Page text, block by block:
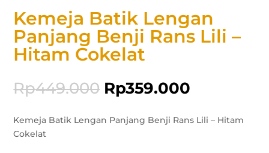
Kemeja Batik Lengan
Panjang Benji Rans Lili –
Hitam Cokelat
Rp449.000 Rp359.000
Kemeja Batik Lengan Panjang Benji Rans Lili – Hitam
Cokelat